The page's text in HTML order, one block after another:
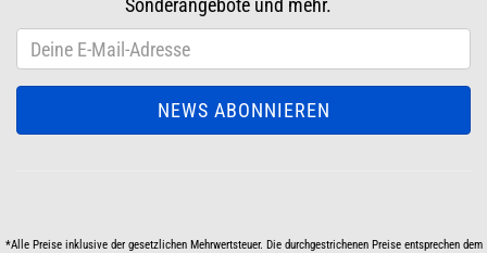
Sonderangebote und mehr.
*Alle Preise inklusive der gesetzlichen Mehrwertsteuer. Die durchgestrichenen Preise entsprechen dem